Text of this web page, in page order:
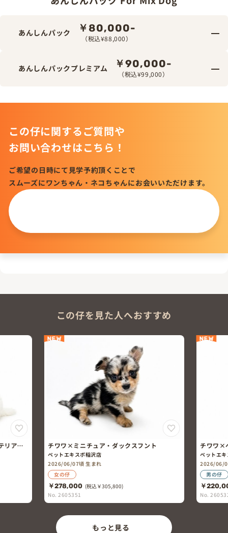
あんしんパック ￥80,000-
（税込¥88,000）
あんしんパックプレミアム ￥90,000-
（税込¥99,000）
この仔に関するご質問や
お問い合わせはこちら！
ご希望の日時にて見学予約頂くことで
スムーズにワンちゃん・ネコちゃんにお会いいただけます。
この仔を見た人へおすすめ
リア×
NEW
チワワ×ミニチュア・ダックスフント
ペットエキスポ稲沢店
2026/06/07頃 生まれ
女の仔
￥278,000 (税込￥305,800)
No. 2605351
NEW
チワワ×
ペットエ
2026/06/
男の仔
￥
No.
もっと見る